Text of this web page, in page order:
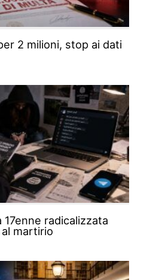
2 milioni, stop ai dati
radicalizzata
martirio